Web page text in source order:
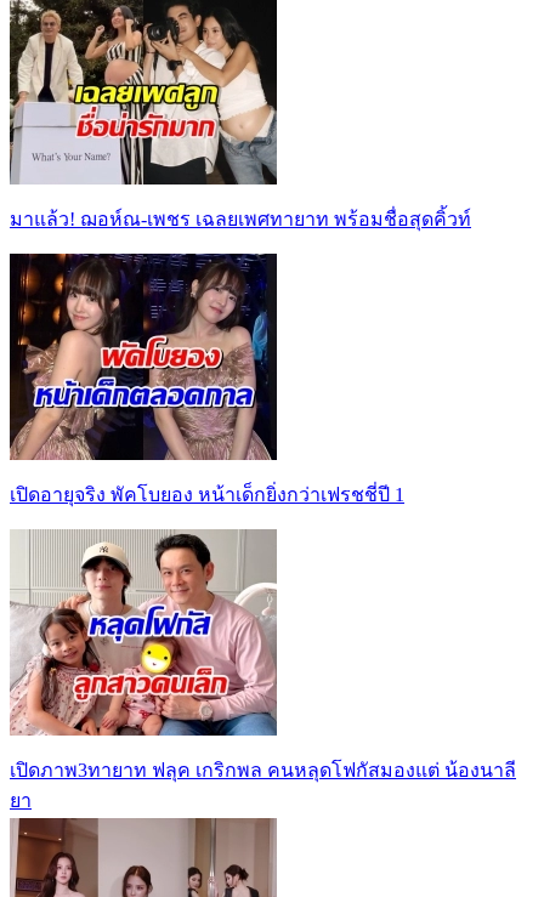
มาแล้ว! ฌอห์ณ-เพชร เฉลยเพศทายาท พร้อมชื่อสุดคิ้วท์
เปิดอายุจริง พัคโบยอง หน้าเด็กยิ่งกว่าเฟรชชี่ปี 1
เปิดภาพ3ทายาท ฟลุค เกริกพล คนหลุดโฟกัสมองแต่ น้องนาลี
ยา